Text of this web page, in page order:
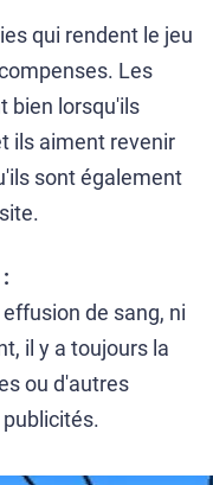
qui rendent le jeu
Les
bien lorsqu'ils
ils aiment revenir
sont également
de sang, ni
il y a toujours la
ou d'autres